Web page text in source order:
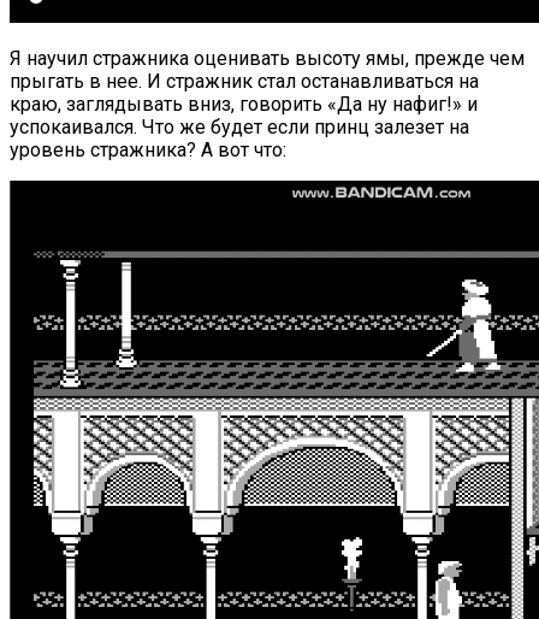
Я научил стражника оценивать высоту ямы, прежде чем
прыгать в нее. И стражник стал останавливаться на
краю, заглядывать вниз, говорить «Да ну нафиг!» и
успокаивался. Что же будет если принц залезет на
уровень стражника? А вот что: